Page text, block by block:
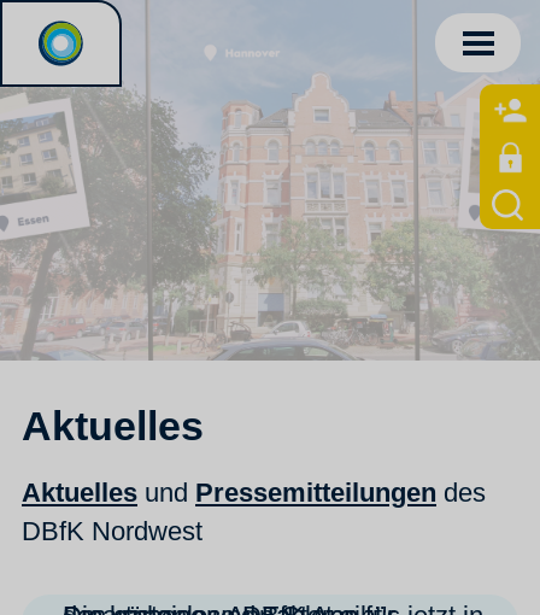
Aktuelles
Aktuelles und Pressemitteilungen des
DBfK Nordwest